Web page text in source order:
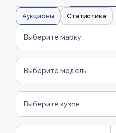
Аукционы Статистика
Выберите марку
Выберите модель
Выберите кузов